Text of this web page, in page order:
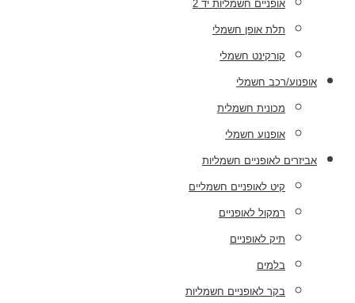
אופניים חשמליות יד 2
תלת אופן חשמלי
קורקינט חשמלי
אופנוע/רכב חשמלי
מכונית חשמלית
אופנוע חשמלי
אביזרים לאופניים חשמליות
קיט לאופניים חשמליים
רמקול לאופניים
תיק לאופניים
בלמים
בקר לאופניים חשמליות